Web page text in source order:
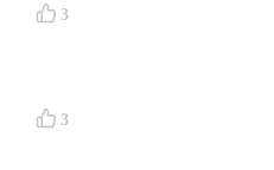
家孩子 3
3